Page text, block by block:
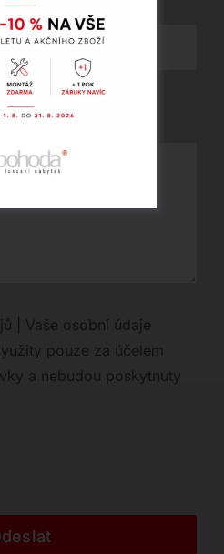
| Vaše osobní údaje
pouze za účelem
a nebudou poskytnuty